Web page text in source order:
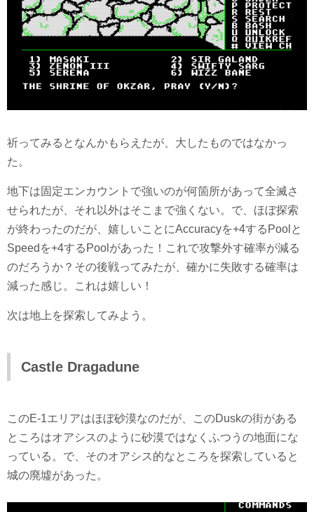
祈ってみるとなんかもらえたが、大したものではなかっ
た。
地下は固定エンカウントで強いのが何箇所があって全滅さ
せられたが、それ以外はそこまで強くない。で、ほぼ探索
が終わったのだが、嬉しいことにAccuracyを+4するPoolと
Speedを+4するPoolがあった！これで攻撃外す確率が減る
のだろうか？その後戦ってみたが、確かに失敗する確率は
減った感じ。これは嬉しい！
次は地上を探索してみよう。
Castle Dragadune
このE-1エリアはほぼ砂漠なのだが、このDuskの街がある
ところはオアシスのように砂漠ではなくふつうの地面にな
っている。で、そのオアシス的なところを探索していると
城の廃墟があった。